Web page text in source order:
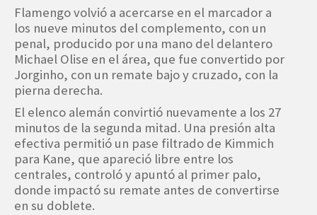
Flamengo volvió a acercarse en el marcador a
los nueve minutos del complemento, con un
penal, producido por una mano del delantero
Michael Olise en el área, que fue convertido por
Jorginho, con un remate bajo y cruzado, con la
pierna derecha.
El elenco alemán convirtió nuevamente a los 27
minutos de la segunda mitad. Una presión alta
efectiva permitió un pase filtrado de Kimmich
para Kane, que apareció libre entre los
centrales, controló y apuntó al primer palo,
donde impactó su remate antes de convertirse
en su doblete.